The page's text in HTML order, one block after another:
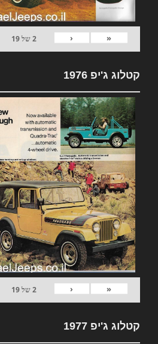
«
‹
2של19
קטלוג ג'יפ 1976
«
‹
2של19
קטלוג ג'יפ 1977